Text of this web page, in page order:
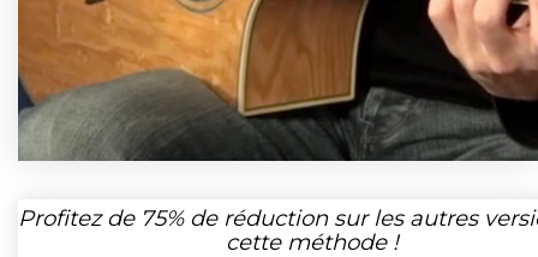
Profitez de 75%de réduction sur les autres
cette méthode !